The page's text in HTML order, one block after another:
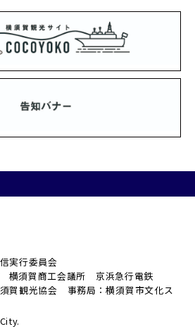
実行委員会
須賀商工会議所 京浜急行電鉄
賀観光協会 事務局：横須賀市文化ス